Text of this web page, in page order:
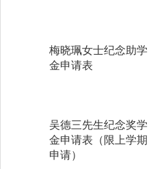
梅晓珮女士纪念助学
金申请表
吴德三先生纪念奖学
金申请表（限上学期
申请）